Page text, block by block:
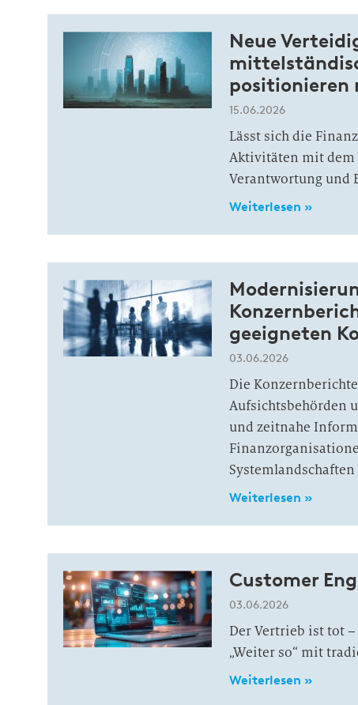
Neue
positionieren
15.06.2026
Lässt sich die
Aktivitäten mit dem
Verantwortung und
Weiterlesen »
geeigneten
03.06.2026
Die
Aufsichtsbehörden
und zeitnahe
Weiterlesen »
Customer
03.06.2026
Der Vertrieb ist tot
„Weiter so“ mit
Weiterlesen »